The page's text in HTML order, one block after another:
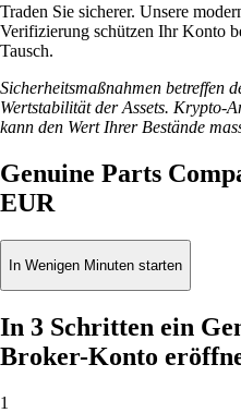
Traden Sie sicherer. Unsere
Verifizierung schützen Ihr Konto
Tausch.
Sicherheitsmaßnahmen betreffen
Wertstabilität der Assets. Krypto-
kann den Wert Ihrer Bestände
Genuine Parts
EUR
In Wenigen Minuten starten
In 3 Schritten ein
Broker-Konto
1